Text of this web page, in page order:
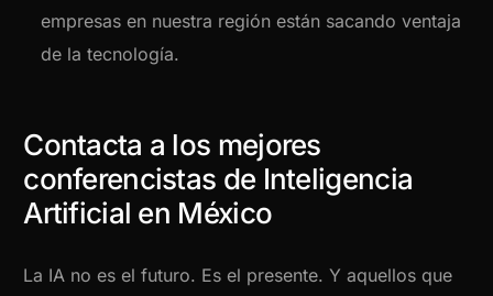
empresas en nuestra región están sacando ventaja
de la tecnología.
Contacta a los mejores
conferencistas de Inteligencia
Artificial en México
La IA no es el futuro. Es el presente. Y aquellos que